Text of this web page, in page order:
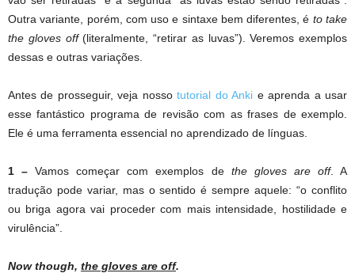
Outra variante, porém, com uso e sintaxe bem diferentes, é to take
the gloves off(literalmente, “retirar as luvas”). Veremos exemplos
dessas e outras variações.
Antes de prosseguir, veja nossotutorial do Anki e aprenda a usar
esse fantástico programa de revisão com as frases de exemplo.
Ele é uma ferramenta essencial no aprendizado de línguas.
1 –Vamos começar com exemplos de the gloves are off. A
tradução pode variar, mas o sentido é sempre aquele: “o conflito
ou briga agora vai proceder com mais intensidade, hostilidade e
virulência”.
Now though, the gloves are off.